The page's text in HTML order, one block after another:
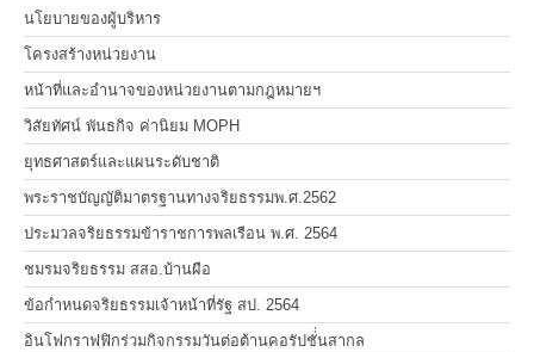
นโยบายของผู้บริหาร
โครงสร้างหน่วยงาน
หน้าที่และอำนาจของหน่วยงานตามกฎหมายฯ
วิสัยทัศน์ พันธกิจ ค่านิยม MOPH
ยุทธศาสตร์และแผนระดับชาติ
พระราชบัญญัติมาตรฐานทางจริยธรรมพ.ศ.2562
ประมวลจริยธรรมข้าราชการพลเรือน พ.ศ. 2564
ชมรมจริยธรรม สสอ.บ้านผือ
ข้อกำหนดจริยธรรมเจ้าหน้าที่รัฐ สป. 2564
อินโฟกราฟฟิกร่วมกิจกรรมวันต่อต้านคอรัปชั่่นสากล